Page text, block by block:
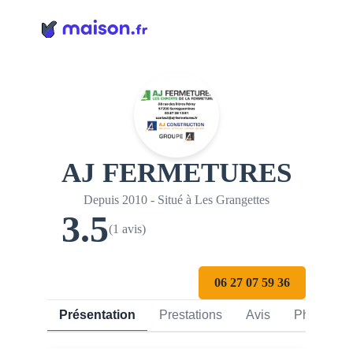
AJ FERMETURES
Depuis 2010 - Situé à Les Grangettes
3.5(1 avis)
06 27 07 59 36
Présentation Prestations Avis Photos